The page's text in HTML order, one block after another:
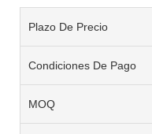
Plazo De Precio
Condiciones De Pago
MOQ